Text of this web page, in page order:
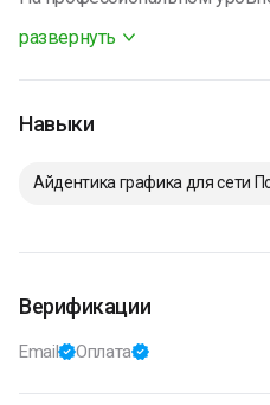
Работаю и с растровой
Photoshop) и с векторной (в
использую Adobe Illustrator,
Продвинутый пользователь
событий, графическое
развернуть
Навыки
Айдентика графика для сети
Верификации
Email Оплата